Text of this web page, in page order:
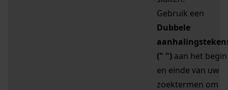
Gebruik een
Dubbele
(" ") aan het begin
en einde van uw
zoektermen om